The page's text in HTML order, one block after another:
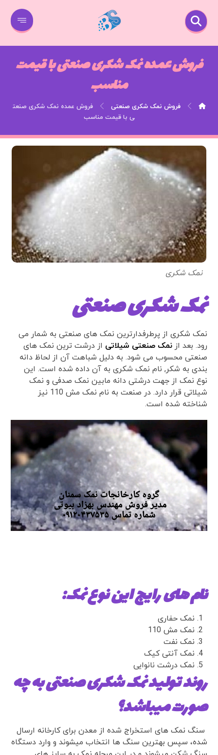
فروش عمده نمک شکری صنعتی با قیمت
مناسب
فروش نمک شکری صنعتی
فروش عمده نمک شکری صنعت
ی با قیمت مناسب
نمک شکری
نمک شکری صنعتی
نمک شکری از پرطرفدارترین نمک های صنعتی به شمار می
رود. بعد ازنمک صنعتی شیلاتی از درشت ترین نمک های
صنعتی محسوب می شود. به دلیل شباهت آن از لحاظ دانه
بندی به شکر, نام نمک شکری به آن داده شده است. این
نوع نمک از جهت درشتی دانه مابین نمک صدفی و نمک
شیلاتی قرار دارد. در صنعت به نام نمک مش 110 نیز
شناخته شده است.
نام های رایج این نوع نمک:
نمک حفاری
نمک مش 110
نمک نفت
نمک آنتی کیک
نمک درشت نانوایی
روند تولید نمک شکری صنعتی به چه
صورت میباشد؟
سنگ نمک های استخراج شده از معدن برای کارخانه ارسال
شده، سپس بهترین سنگ ها انتخاب میشوند و وارد دستگاه